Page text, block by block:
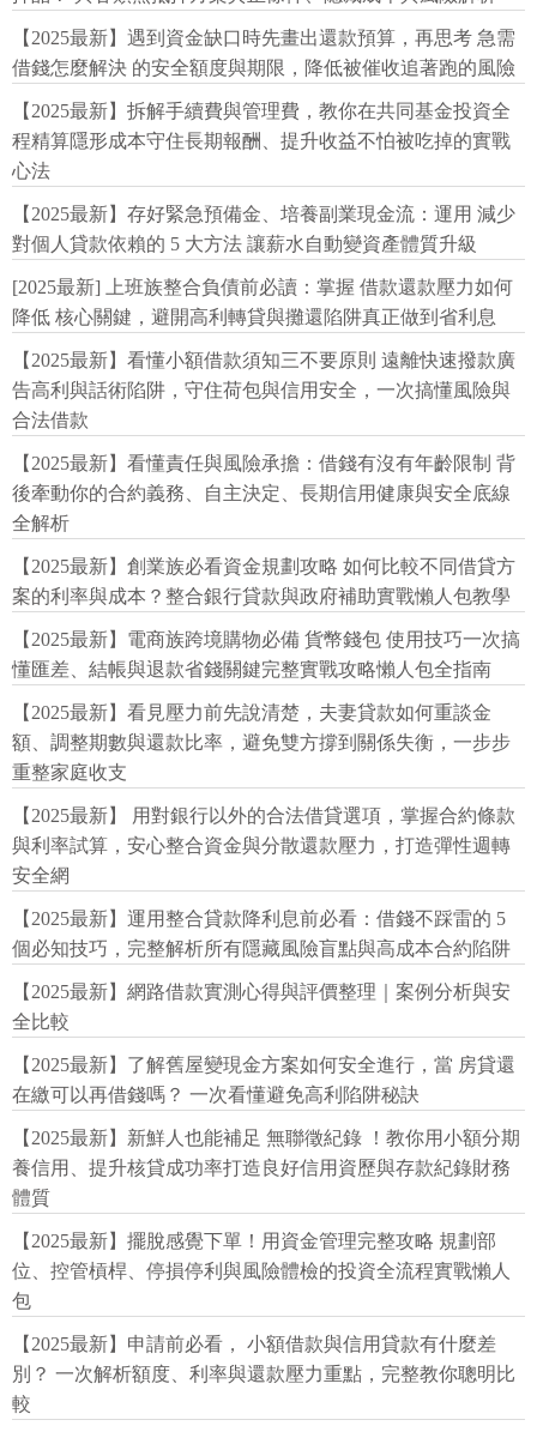
【2025最新】遇到資金缺口時先畫出還款預算，再思考 急需
借錢怎麼解決 的安全額度與期限，降低被催收追著跑的風險
【2025最新】拆解手續費與管理費，教你在共同基金投資全
程精算隱形成本守住長期報酬、提升收益不怕被吃掉的實戰
心法
【2025最新】存好緊急預備金、培養副業現金流：運用 減少
對個人貸款依賴的 5 大方法 讓薪水自動變資產體質升級
[2025最新] 上班族整合負債前必讀：掌握 借款還款壓力如何
降低 核心關鍵，避開高利轉貸與攤還陷阱真正做到省利息
【2025最新】看懂小額借款須知三不要原則 遠離快速撥款廣
告高利與話術陷阱，守住荷包與信用安全，一次搞懂風險與
合法借款
【2025最新】看懂責任與風險承擔：借錢有沒有年齡限制 背
後牽動你的合約義務、自主決定、長期信用健康與安全底線
全解析
【2025最新】創業族必看資金規劃攻略 如何比較不同借貸方
案的利率與成本？整合銀行貸款與政府補助實戰懶人包教學
【2025最新】電商族跨境購物必備 貨幣錢包 使用技巧一次搞
懂匯差、結帳與退款省錢關鍵完整實戰攻略懶人包全指南
【2025最新】看見壓力前先說清楚，夫妻貸款如何重談金
額、調整期數與還款比率，避免雙方撐到關係失衡，一步步
重整家庭收支
【2025最新】 用對銀行以外的合法借貸選項，掌握合約條款
與利率試算，安心整合資金與分散還款壓力，打造彈性週轉
安全網
【2025最新】運用整合貸款降利息前必看：借錢不踩雷的 5
個必知技巧，完整解析所有隱藏風險盲點與高成本合約陷阱
【2025最新】網路借款實測心得與評價整理｜案例分析與安
全比較
【2025最新】了解舊屋變現金方案如何安全進行，當 房貸還
在繳可以再借錢嗎？ 一次看懂避免高利陷阱秘訣
【2025最新】新鮮人也能補足 無聯徵紀錄 ！教你用小額分期
養信用、提升核貸成功率打造良好信用資歷與存款紀錄財務
體質
【2025最新】擺脫感覺下單！用資金管理完整攻略 規劃部
位、控管槓桿、停損停利與風險體檢的投資全流程實戰懶人
包
【2025最新】申請前必看， 小額借款與信用貸款有什麼差
別？ 一次解析額度、利率與還款壓力重點，完整教你聰明比
較